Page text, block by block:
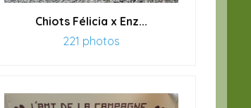
Chiots Félicia x Enz...
221 photos